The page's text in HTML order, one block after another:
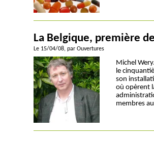
La Belgique, première
Le 15/04/08, par Ouvertures
Michel
le
son
où opèrent
membres